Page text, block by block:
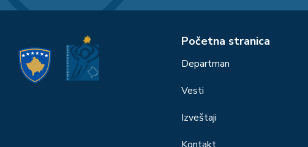
Početna stranica
Departman
Vesti
Izveštaji